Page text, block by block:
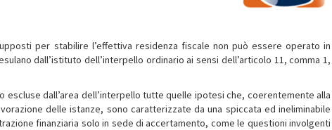
per stabilire l’effettiva residenza fiscale non può essere operato in
dall’istituto dell’interpello ordinario ai sensi dell’articolo 11, comma 1,
dall’area dell’interpello tutte quelle ipotesi che, coerentemente alla
delle istanze, sono caratterizzate da una spiccata ed ineliminabile
finanziaria solo in sede di accertamento, come le questioni involgenti